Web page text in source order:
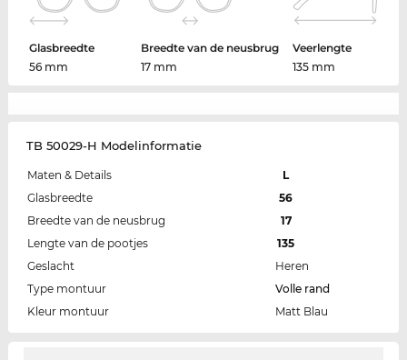
Glasbreedte
56 mm
Breedte van de neusbrug
17 mm
Veerlengte
135 mm
TB 50029-H Modelinformatie
Maten & Details
L
Glasbreedte
56
Breedte van de neusbrug
17
Lengte van de pootjes
135
Geslacht
Heren
Type montuur
Volle rand
Kleur montuur
Matt Blau